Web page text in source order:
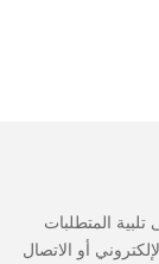
المتطلبات
أو الاتصال